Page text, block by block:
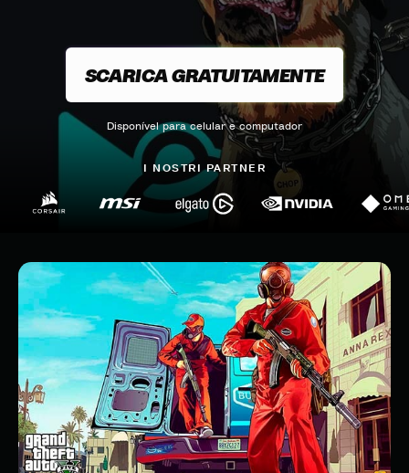
SCARICA GRATUITAMENTE
Disponível para celular e computador
I NOSTRI PARTNER